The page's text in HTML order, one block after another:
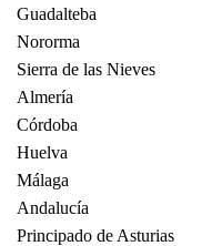
Guadalteba
Nororma
Sierra de las Nieves
Almería
Córdoba
Huelva
Málaga
Andalucía
Principado de Asturias